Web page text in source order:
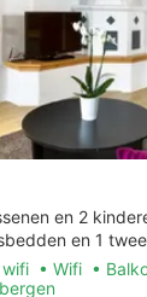
en 2
en 1
wifi Wifi